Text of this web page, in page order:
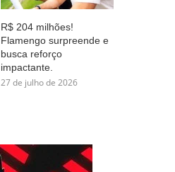
R$ 204 milhões!
Flamengo surpreende e
busca reforço
impactante.
27 de julho de 2026